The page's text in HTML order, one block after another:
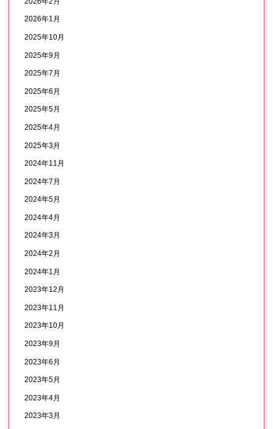
2026年1月
2025年10月
2025年9月
2025年7月
2025年6月
2025年5月
2025年4月
2025年3月
2024年11月
2024年7月
2024年5月
2024年4月
2024年3月
2024年2月
2024年1月
2023年12月
2023年11月
2023年10月
2023年9月
2023年6月
2023年5月
2023年4月
2023年3月